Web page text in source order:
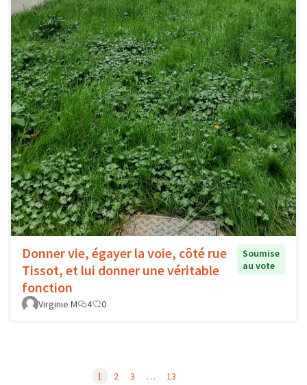
Donner vie, égayer la voie, côté rue
Tissot, et lui donner une véritable
fonction
Soumise
au vote
Virginie M 4 0
1 2 3 … 13